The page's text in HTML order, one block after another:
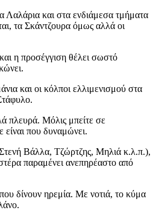
Λαλάρια και στα ενδιάμεσα τμήματα
τα Σκάντζουρα όμως αλλά οι
η προσέγγιση θέλει σωστό
και οι κόλποι ελλιμενισμού στα
πλευρά. Μόλις μπείτε σε
που δυναμώνει.
Στενή Βάλλα, Τζώρτζης, Μηλιά κ.λ.π.),
παραμένει ανεπηρέαστο από
δίνουν ηρεμία. Με νοτιά, το κύμα